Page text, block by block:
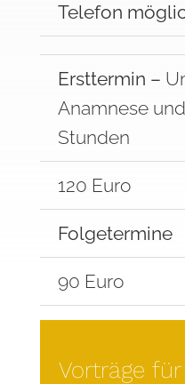
Telefon
Ersttermin –
Anamnese
Stunden
120 Euro
Folgetermine
90 Euro
Vorträge